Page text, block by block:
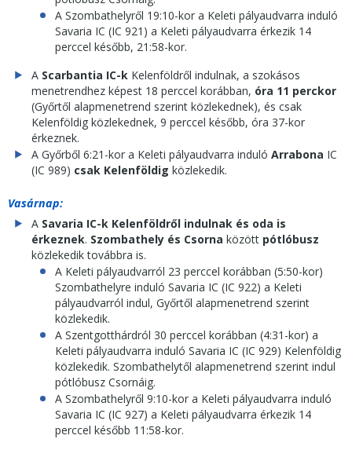
A Szombathelyről 19:10-kor a Keleti pályaudvarra induló
Savaria IC (IC 921) a Keleti pályaudvarra érkezik 14
perccel később, 21:58-kor.
A Scarbantia IC-k Kelenföldről indulnak, a szokásos
menetrendhez képest 18 perccel korábban, óra 11 perckor
(Győrtől alapmenetrend szerint közlekednek), és csak
Kelenföldig közlekednek, 9 perccel később, óra 37-kor
érkeznek.
A Győrből 6:21-kor a Keleti pályaudvarra induló Arrabona IC
(IC 989) csak Kelenföldig közlekedik.
Vasárnap:
A Savaria IC-k Kelenföldről indulnak és oda is
érkeznek. Szombathely és Csorna között pótlóbusz
közlekedik továbbra is.
A Keleti pályaudvarról 23 perccel korábban (5:50-kor)
Szombathelyre induló Savaria IC (IC 922) a Keleti
pályaudvarról indul, Győrtől alapmenetrend szerint
közlekedik.
A Szentgotthárdról 30 perccel korábban (4:31-kor) a
Keleti pályaudvarra induló Savaria IC (IC 929) Kelenföldig
közlekedik. Szombathelytől alapmenetrend szerint indul
pótlóbusz Csornáig.
A Szombathelyről 9:10-kor a Keleti pályaudvarra induló
Savaria IC (IC 927) a Keleti pályaudvarra érkezik 14
perccel később 11:58-kor.